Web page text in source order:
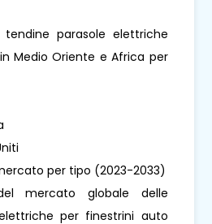
parasole elettriche
Medio Oriente e Africa per
per tipo (2023-2033)
mercato globale delle
per finestrini auto